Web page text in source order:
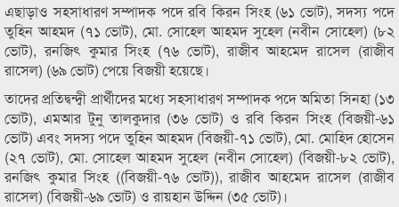
এছাড়াও সহসাধারণ সম্পাদক পদে রবি কিরন সিংহ (৬১ ভোট), সদস্য পদে
তুহিন আহমদ (৭১ ভোট), মো. সোহেল আহমদ সুহেল (নবীন সোহেল) (৮২
ভোট), রনজিৎ কুমার সিংহ (৭৬ ভোট), রাজীব আহমেদ রাসেল (রাজীব
রাসেল) (৬৯ ভোট) পেয়ে বিজয়ী হয়েছে।
তাদের প্রতিদ্বন্দ্বী প্রার্থীদের মধ্যে সহসাধারণ সম্পাদক পদে অমিতা সিনহা (১৩
ভোট), এমআর টুনু তালকুদার (৩৬ ভোট) ও রবি কিরন সিংহ (বিজয়ী-৬১
ভোট) এবং সদস্য পদে তুহিন আহমদ (বিজয়ী-৭১ ভোট), মো. মোহিদ হোসেন
(২৭ ভোট), মো. সোহেল আহমদ সুহেল (নবীন সোহেল) (বিজয়ী-৮২ ভোট),
রনজিৎ কুমার সিংহ ((বিজয়ী-৭৬ ভোট)), রাজীব আহমেদ রাসেল (রাজীব
রাসেল) (বিজয়ী-৬৯ ভোট) ও রায়হান উদ্দিন (৩৫ ভোট)।